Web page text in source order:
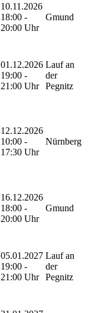
10.11.2026
18:00 -
20:00 Uhr
Gmund
01.12.2026
19:00 -
21:00 Uhr
Lauf an
der
Pegnitz
12.12.2026
10:00 -
17:30 Uhr
Nürnberg
16.12.2026
18:00 -
20:00 Uhr
Gmund
05.01.2027
19:00 -
21:00 Uhr
Lauf an
der
Pegnitz